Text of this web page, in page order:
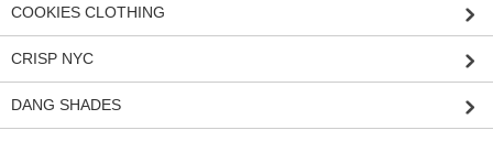
COOKIES CLOTHING
CRISP NYC
DANG SHADES